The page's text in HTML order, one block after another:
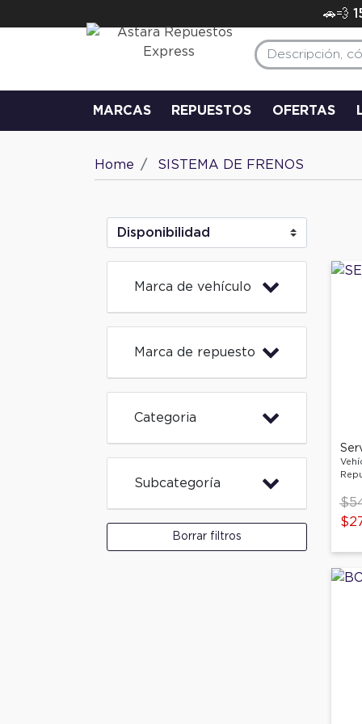
🚗💨
MARCAS REPUESTOS OFERTAS
Home SISTEMA DE FRENOS
Marca de vehículo
Marca de repuesto
Categoria
Subcategoría
Borrar filtros